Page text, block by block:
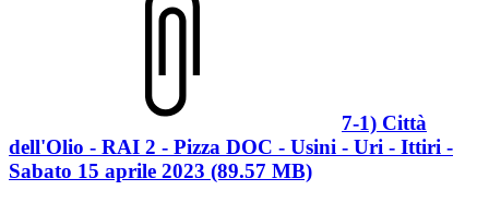
7-1) Città
dell'Olio - RAI 2 - Pizza DOC - Usini - Uri - Ittiri -
Sabato 15 aprile 2023 (89.57 MB)